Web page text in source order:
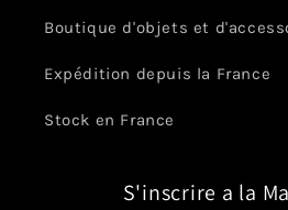
Boutique d'objets et
Expédition depuis la France
Stock en France
S'inscrire a la